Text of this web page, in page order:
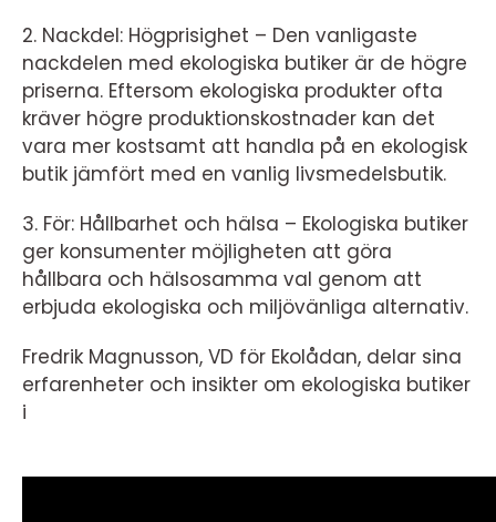
2. Nackdel: Högprisighet – Den vanligaste
nackdelen med ekologiska butiker är de högre
priserna. Eftersom ekologiska produkter ofta
kräver högre produktionskostnader kan det
vara mer kostsamt att handla på en ekologisk
butik jämfört med en vanlig livsmedelsbutik.
3. För: Hållbarhet och hälsa – Ekologiska butiker
ger konsumenter möjligheten att göra
hållbara och hälsosamma val genom att
erbjuda ekologiska och miljövänliga alternativ.
Fredrik Magnusson, VD för Ekolådan, delar sina
erfarenheter och insikter om ekologiska butiker
i